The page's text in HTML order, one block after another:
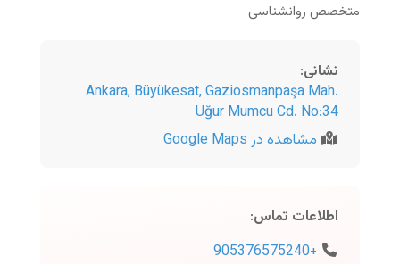
متخصص روانشناسی
نشانی:
Ankara, Büyükesat, Gaziosmanpaşa Mah.
Uğur Mumcu Cd. No:34
مشاهده در Google Maps
اطلاعات تماس:
+905376575240